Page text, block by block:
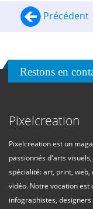
Précédent
Restons en
Pixelcreation
Pixelcreation est un
passionnés d'arts
spécialité: art, print,
vidéo. Notre vocation est
infographistes,